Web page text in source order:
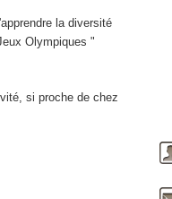
la diversité
Olympiques "
si proche de chez